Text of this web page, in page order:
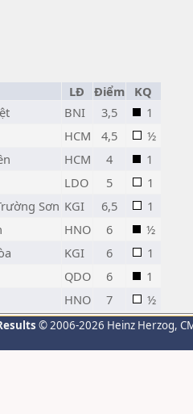
LĐ Điểm
KQ
BNI 3,5
1
HCM 4,5
½
HCM 4
1
LDO 5
1
Sơn KGI 6,5
1
HNO 6
½
KGI 6
1
QDO 6
1
HNO 7 ½
© 2006-2026 Heinz Herzog,